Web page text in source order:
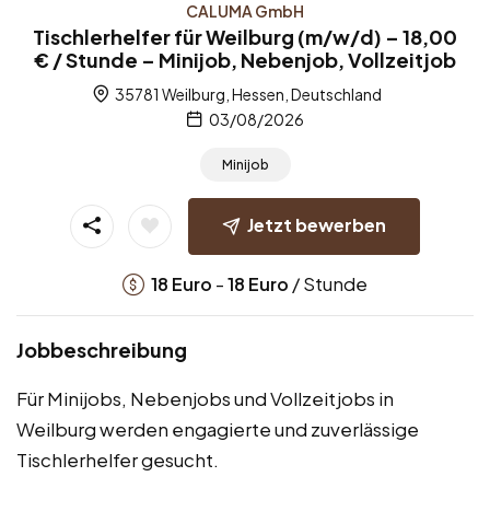
CALUMA GmbH
Tischlerhelfer für Weilburg (m/w/d) – 18,00
€ / Stunde – Minijob, Nebenjob, Vollzeitjob
35781 Weilburg, Hessen, Deutschland
03/08/2026
Minijob
Jetzt bewerben
18 Euro -18 Euro / Stunde
Jobbeschreibung
Für Minijobs, Nebenjobs und Vollzeitjobs in
Weilburg werden engagierte und zuverlässige
Tischlerhelfer gesucht.